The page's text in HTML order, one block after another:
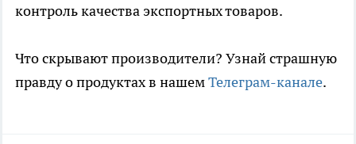
контроль качества экспортных товаров.
Что скрывают производители? Узнай страшную
правду о продуктах в нашемТелеграм-канале.